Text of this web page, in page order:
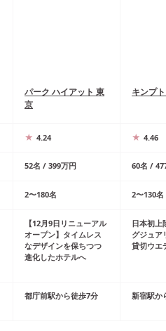
パーク ハイアット 東
京
キンプ
4.24 4.46
52名 / 399万円 60名 /
2〜180名 2〜130名
【12月9日リニューアル
オープン】タイムレス
なデザインを保ちつつ
進化したホテルへ
日本初上
グジュア
貸切ウエ
都庁前駅から徒歩7分 新宿駅か